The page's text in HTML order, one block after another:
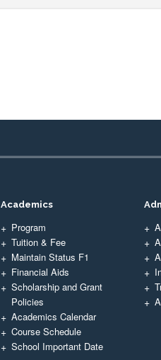
Academics
Program
Tuition & Fee
Maintain Status F1
Financial Aids
Scholarship and Grant
Policies
Academics Calendar
Course Schedule
School Important Date